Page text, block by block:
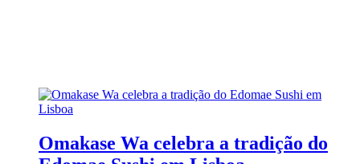
Omakase Wa celebra a tradição do